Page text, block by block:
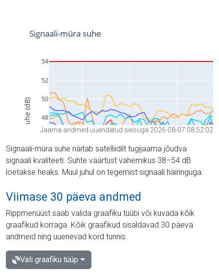
Jaama andmed uuendatud seisuga 2026-08-07 08:52:02
Signaali-müra suhe näitab satelliidilt tugijaama jõudva
signaali kvaliteeti. Suhte väärtust vahemikus 38–54 dB
loetakse heaks. Muul juhul on tegemist signaali häiringuga.
Viimase 30 päeva andmed
Rippmenüüst saab valida graafiku tüübi või kuvada kõik
graafikud korraga. Kõik graafikud sisaldavad 30 päeva
andmeid ning uuenevad kord tunnis.
Vali graafiku tüüp